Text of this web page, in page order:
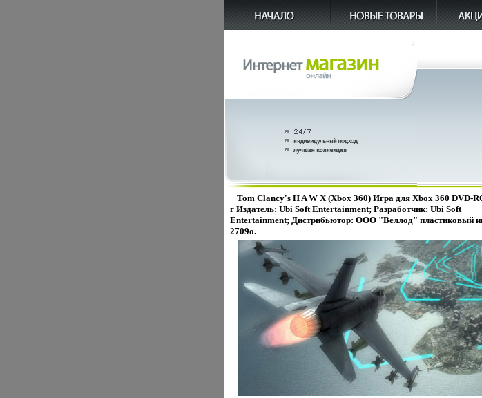
Tom Clancy's H A W X (Xbox 360) Игра для Xbox 360 DVD-
г Издатель: Ubi Soft Entertainment; Разработчик: Ubi Soft
Entertainment; Дистрибьютор: ООО "Веллод" пластиковый
2709o.